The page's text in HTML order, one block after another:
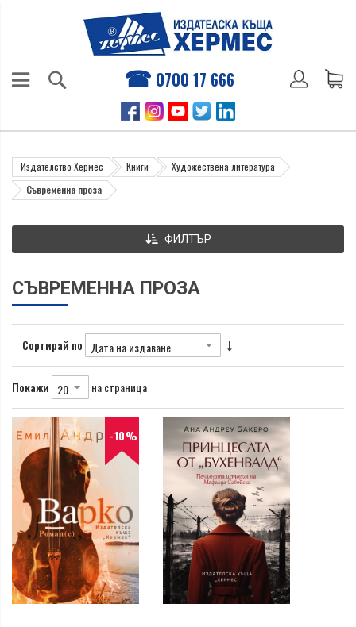
0700 17 666
Издателство Хермес Книги
Художествена литература
Съвременна проза
СЪВРЕМЕННА ПРОЗА
Сортирай по
Покажи на страница
-10%
ФИЛТЪР